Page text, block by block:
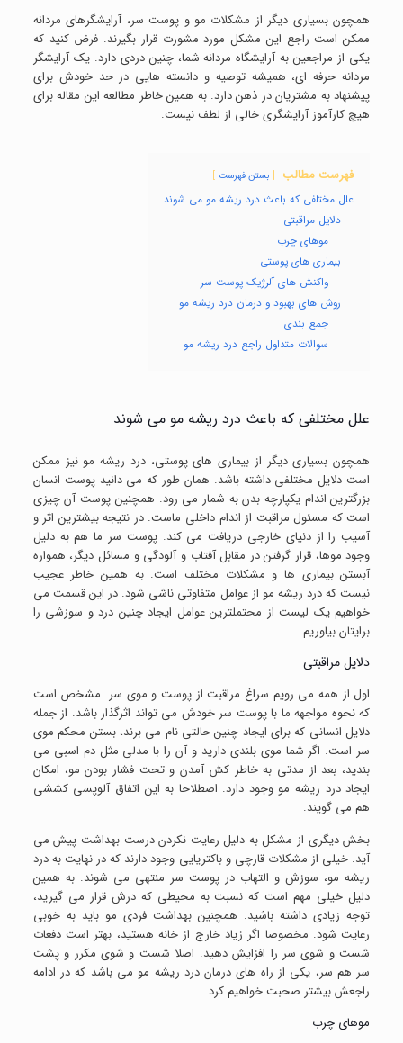
همچون بسیاری دیگر از مشکلات مو و پوست سر، آرایشگرهای مردانه
ممکن است راجع این مشکل مورد مشورت قرار بگیرند. فرض کنید که
یکی از مراجعین به آرایشگاه مردانه شما، چنین دردی دارد. یک آرایشگر
مردانه حرفه ای، همیشه توصیه و دانسته هایی در حد خودش برای
پیشنهاد به مشتریان در ذهن دارد. به همین خاطر مطالعه این مقاله برای
هیچ کارآموز آرایشگری خالی از لطف نیست.
فهرست مطالب بستن فهرست
علل مختلفی که باعث درد ریشه مو می شوند
دلایل مراقبتی
موهای چرب
بیماری های پوستی
واکنش های آلرژیک پوست سر
روش های بهبود و درمان درد ریشه مو
جمع بندی
سوالات متداول راجع درد ریشه مو
علل مختلفی که باعث درد ریشه مو می شوند
همچون بسیاری دیگر از بیماری های پوستی، درد ریشه مو نیز ممکن
است دلایل مختلفی داشته باشد. همان طور که می دانید پوست انسان
بزرگترین اندام یکپارچه بدن به شمار می رود. همچنین پوست آن چیزی
است که مسئول مراقبت از اندام داخلی ماست. در نتیجه بیشترین اثر و
آسیب را از دنیای خارجی دریافت می کند. پوست سر ما هم به دلیل
وجود موها، قرار گرفتن در مقابل آفتاب و آلودگی و مسائل دیگر، همواره
آبستن بیماری ها و مشکلات مختلف است. به همین خاطر عجیب
نیست که درد ریشه مو از عوامل متفاوتی ناشی شود. در این قسمت می
خواهیم یک لیست از محتملترین عوامل ایجاد چنین درد و سوزشی را
برایتان بیاوریم.
دلایل مراقبتی
اول از همه می رویم سراغ مراقبت از پوست و موی سر. مشخص است
که نحوه مواجهه ما با پوست سر خودش می تواند اثرگذار باشد. از جمله
دلایل انسانی که برای ایجاد چنین حالتی نام می برند، بستن محکم موی
سر است. اگر شما موی بلندی دارید و آن را با مدلی مثل دم اسبی می
بندید، بعد از مدتی به خاطر کش آمدن و تحت فشار بودن مو، امکان
ایجاد درد ریشه مو وجود دارد. اصطلاحا به این اتفاق آلوپسی کششی
هم می گویند.
بخش دیگری از مشکل به دلیل رعایت نکردن درست بهداشت پیش می
آید. خیلی از مشکلات قارچی و باکتریایی وجود دارند که در نهایت به درد
ریشه مو، سوزش و التهاب در پوست سر منتهی می شوند. به همین
دلیل خیلی مهم است که نسبت به محیطی که درش قرار می گیرید،
توجه زیادی داشته باشید. همچنین بهداشت فردی مو باید به خوبی
رعایت شود. مخصوصا اگر زیاد خارج از خانه هستید، بهتر است دفعات
شست و شوی سر را افزایش دهید. اصلا شست و شوی مکرر و پشت
سر هم سر، یکی از راه های درمان درد ریشه مو می باشد که در ادامه
راجعش بیشتر صحبت خواهیم کرد.
موهای چرب